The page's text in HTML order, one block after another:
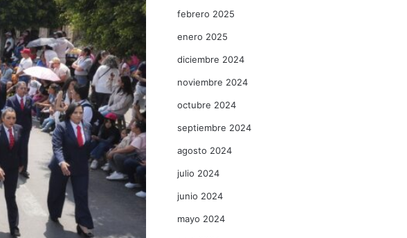
febrero 2025
enero 2025
diciembre 2024
noviembre 2024
octubre 2024
septiembre 2024
agosto 2024
julio 2024
junio 2024
mayo 2024